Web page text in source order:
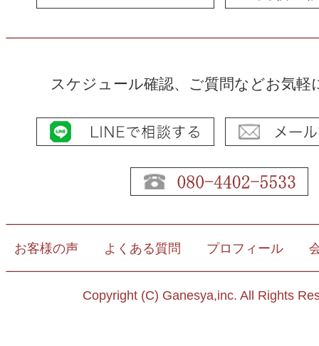
スケジュール確認、ご質問などお気軽
お客様の声 よくある質問 プロフィール
Copyright (C) Ganesya,inc. All Rights